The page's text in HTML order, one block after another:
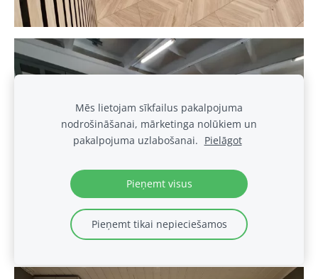
Mēs lietojam sīkfailus pakalpojuma
nodrošināšanai, mārketinga nolūkiem un
pakalpojuma uzlabošanai. Pielāgot
Pieņemt visus
Pieņemt tikai nepieciešamos